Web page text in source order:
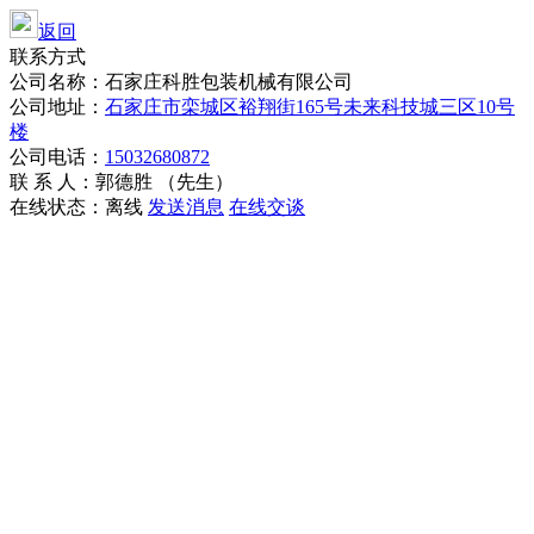
返回
联系方式
公司名称：石家庄科胜包装机械有限公司
公司地址： 石家庄市栾城区裕翔街165号未来科技城三区10号
楼
公司电话： 15032680872
联 系 人：郭德胜 （先生）
在线状态： 离线 发送消息 在线交谈